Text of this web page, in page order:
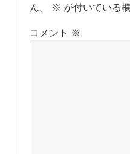
ん。
※ が付いている
コメント ※